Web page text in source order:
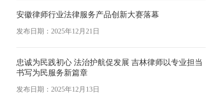
安徽律师行业法律服务产品创新大赛落幕
发布日期：2025年12月21日
忠诚为民践初心 法治护航促发展 吉林律师以专业担当
书写为民服务新篇章
发布日期：2025年12月13日